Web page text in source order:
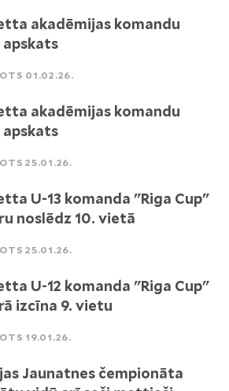
akadēmijas komandu
apskats
01.02.26.
akadēmijas komandu
apskats
25.01.26.
U-13 komanda "Riga Cup"
noslēdz 10. vietā
25.01.26.
U-12 komanda "Riga Cup"
izcīna 9. vietu
19.01.26.
Jaunatnes čempionāta